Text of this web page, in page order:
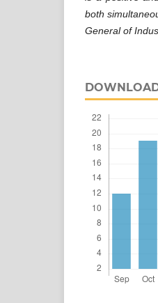
both
General of